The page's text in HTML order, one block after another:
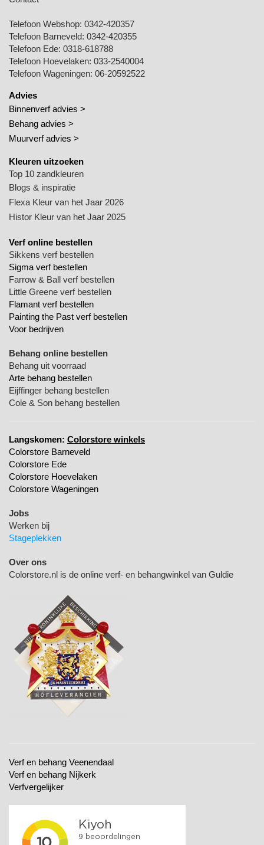
Telefoon Webshop: 0342-420357
Telefoon Barneveld: 0342-420355
Telefoon Ede: 0318-618788
Telefoon Hoevelaken: 033-2540004
Telefoon Wageningen: 06-20592522
Advies
Binnenverf advies >
Behang advies >
Muurverf advies >
Kleuren uitzoeken
Top 10 zandkleuren
Blogs & inspiratie
Flexa Kleur van het Jaar 2026
Histor Kleur van het Jaar 2025
Verf online bestellen
Sikkens verf bestellen
Sigma verf bestellen
Farrow & Ball verf bestellen
Little Greene verf bestellen
Flamant verf bestellen
Painting the Past verf bestellen
Voor bedrijven
Behang online bestellen
Behang uit voorraad
Arte behang bestellen
Eijffinger behang bestellen
Cole & Son behang bestellen
Langskomen: Colorstore winkels
Colorstore Barneveld
Colorstore Ede
Colorstore Hoevelaken
Colorstore Wageningen
Jobs
Werken bij
Stageplekken
Over ons
Colorstore.nl is de online verf- en behangwinkel van Guldie
Verf en behang Veenendaal
Verf en behang Nijkerk
Verfvergelijker